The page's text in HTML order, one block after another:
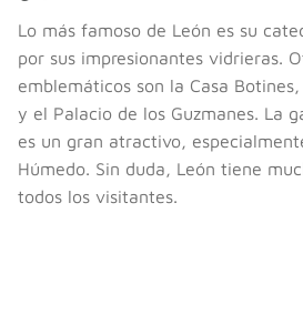
Lo más famoso de León es su
por sus impresionantes vidrieras.
emblemáticos son la Casa
y el Palacio de los Guzmanes. La
es un gran atractivo,
Húmedo. Sin duda, León tiene
todos los visitantes.